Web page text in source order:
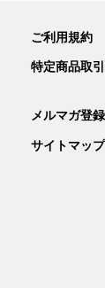
ご利用規約
特定商品取
メルマガ登録
サイトマップ